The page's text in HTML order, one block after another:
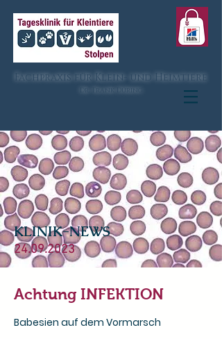
Fachpraxis für Klein- und Heimtiere
Dr. Frank Düring
KLINIK-NEWS
24.09.2023
Achtung INFEKTION
Babesien auf dem Vormarsch